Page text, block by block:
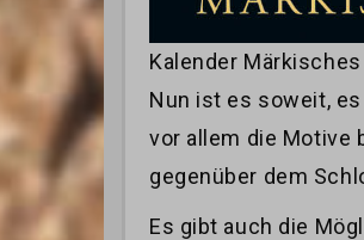
Kalender
Nun ist es soweit,
vor allem die Motive
gegenüber dem
Es gibt auch die